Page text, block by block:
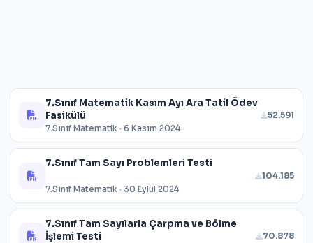
7.Sınıf Matematik Kasım Ayı Ara Tatil Ödev
Fasikülü
7.Sınıf Matematik · 6 Kasım 2024
52.591
7.Sınıf Tam Sayı Problemleri Testi
7.Sınıf Matematik · 30 Eylül 2024
104.185
7.Sınıf Tam Sayılarla Çarpma ve Bölme
İşlemi Testi
70.878